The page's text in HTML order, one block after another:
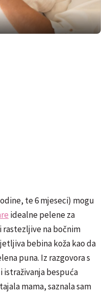
te 6 mjeseci) mogu
idealne pelene za
rastezljive na bočnim
bebina koža kao da
puna. Iz razgovora s
bespuća
mama, saznala sam